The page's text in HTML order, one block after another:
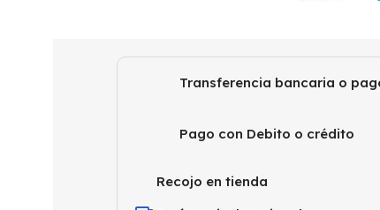
Transferencia bancaria o
Pago con Debito o crédito
Recojo en tienda